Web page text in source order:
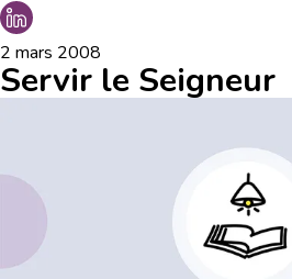
2 mars 2008
Servir le Seigneur